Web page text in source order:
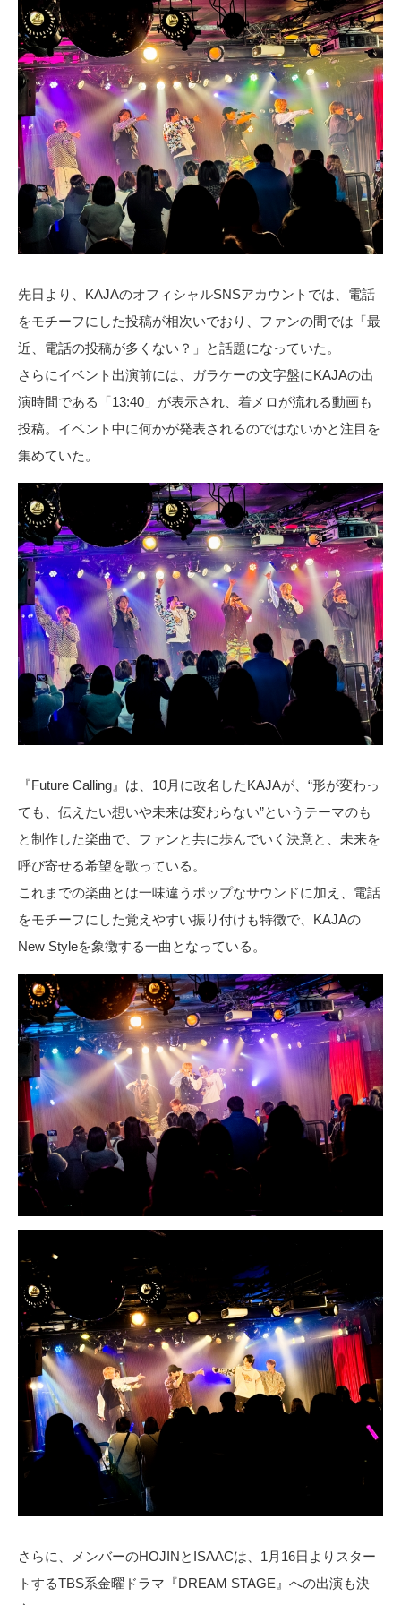
先日より、KAJAのオフィシャルSNSアカウントでは、電話
をモチーフにした投稿が相次いでおり、ファンの間では「最
近、電話の投稿が多くない？」と話題になっていた。
さらにイベント出演前には、ガラケーの文字盤にKAJAの出
演時間である「13:40」が表示され、着メロが流れる動画も
投稿。イベント中に何かが発表されるのではないかと注目を
集めていた。
『Future Calling』は、10月に改名したKAJAが、“形が変わっ
ても、伝えたい想いや未来は変わらない”というテーマのも
と制作した楽曲で、ファンと共に歩んでいく決意と、未来を
呼び寄せる希望を歌っている。
これまでの楽曲とは一味違うポップなサウンドに加え、電話
をモチーフにした覚えやすい振り付けも特徴で、KAJAの
New Styleを象徴する一曲となっている。
さらに、メンバーのHOJINとISAACは、1月16日よりスター
トするTBS系金曜ドラマ『DREAM STAGE』への出演も決